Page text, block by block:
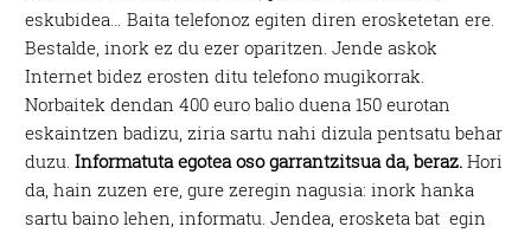
eskubidea… Baita telefonoz egiten diren erosketetan ere.
Bestalde, inork ez du ezer oparitzen. Jende askok
Internet bidez erosten ditu telefono mugikorrak.
Norbaitek dendan 400 euro balio duena 150 eurotan
eskaintzen badizu, ziria sartu nahi dizula pentsatu behar
duzu.Informatuta egotea oso garrantzitsua da, beraz. Hori
da, hain zuzen ere, gure zeregin nagusia: inork hanka
sartu baino lehen, informatu. Jendea, erosketa bat egin